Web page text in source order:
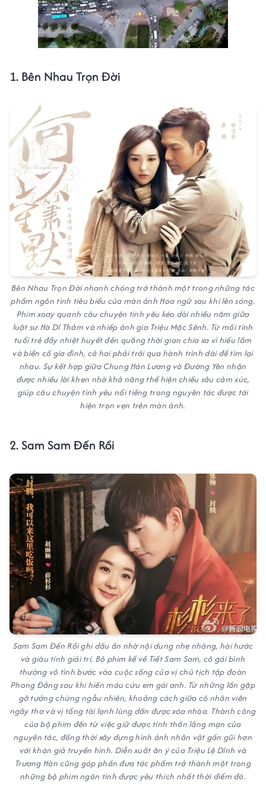
1. Bên Nhau Trọn Đời
Bên Nhau Trọn Đời nhanh chóng trở thành một trong những tác
phẩm ngôn tình tiêu biểu của màn ảnh Hoa ngữ sau khi lên sóng.
Phim xoay quanh câu chuyện tình yêu kéo dài nhiều năm giữa
luật sư Hà Dĩ Thâm và nhiếp ảnh gia Triệu Mặc Sênh. Từ mối tình
tuổi trẻ đầy nhiệt huyết đến quãng thời gian chia xa vì hiểu lầm
và biến cố gia đình, cả hai phải trải qua hành trình dài để tìm lại
nhau. Sự kết hợp giữa Chung Hán Lương và Đường Yên nhận
được nhiều lời khen nhờ khả năng thể hiện chiều sâu cảm xúc,
giúp câu chuyện tình yêu nổi tiếng trong nguyên tác được tái
hiện trọn vẹn trên màn ảnh.
2. Sam Sam Đến Rồi
Sam Sam Đến Rồi ghi dấu ấn nhờ nội dung nhẹ nhàng, hài hước
và giàu tính giải trí. Bộ phim kể về Tiết Sam Sam, cô gái bình
thường vô tình bước vào cuộc sống của vị chủ tịch tập đoàn
Phong Đằng sau khi hiến máu cứu em gái anh. Từ những lần gặp
gỡ tưởng chừng ngẫu nhiên, khoảng cách giữa cô nhân viên
ngây thơ và vị tổng tài lạnh lùng dần được xóa nhòa. Thành công
của bộ phim đến từ việc giữ được tinh thần lãng mạn của
nguyên tác, đồng thời xây dựng hình ảnh nhân vật gần gũi hơn
với khán giả truyền hình. Diễn xuất ăn ý của Triệu Lệ Dĩnh và
Trương Hàn cũng góp phần đưa tác phẩm trở thành một trong
những bộ phim ngôn tình được yêu thích nhất thời điểm đó.